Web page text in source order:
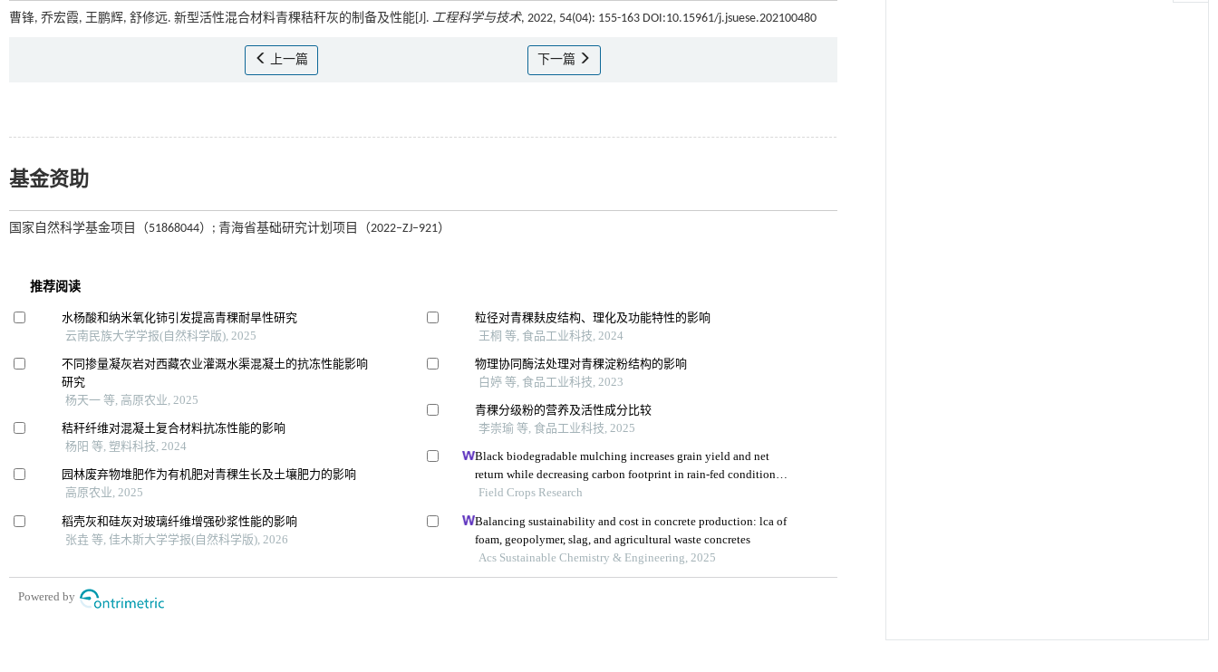
曹锋, 乔宏霞, 王鹏辉, 舒修远. 新型活性混合材料青稞秸秆灰的制备及性能[J]. 工程科学与技术, 2022, 54(04): 155-163 DOI:10.15961/j.jsuese.202100480
上一篇 下一篇
基金资助
国家自然科学基金项目（51868044）; 青海省基础研究计划项目（2022–ZJ–921）